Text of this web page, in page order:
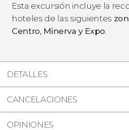
Esta excursión incluye la
hoteles de las siguientes
Centro, Minerva y Expo.
DETALLES
CANCELACIONES
OPINIONES